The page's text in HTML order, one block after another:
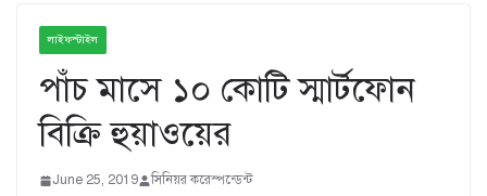
লাইফস্টাইল
পাঁচ মাসে ১০ কোটি স্মার্টফোন
বিক্রি হুয়াওয়ের
June 25, 2019 সিনিয়র করেস্পন্ডেন্ট